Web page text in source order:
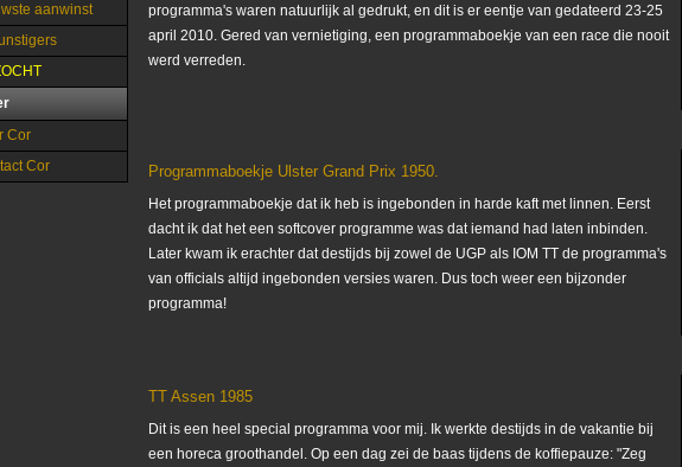
aanwinst
Cor
Cor
programma's waren natuurlijk al gedrukt, en dit is er eentje van gedateerd 23-25
april 2010. Gered van vernietiging, een programmaboekje van een race die nooit
werd verreden.
Programmaboekje Ulster Grand Prix 1950.
Het programmaboekje dat ik heb is ingebonden in harde kaft met linnen. Eerst
dacht ik dat het een softcover programme was dat iemand had laten inbinden.
Later kwam ik erachter dat destijds bij zowel de UGP als IOM TT de programma's
van officials altijd ingebonden versies waren. Dus toch weer een bijzonder
programma!
TT Assen 1985
Dit is een heel special programma voor mij. Ik werkte destijds in de vakantie bij
een horeca groothandel. Op een dag zei de baas tijdens de koffiepauze: "Zeg